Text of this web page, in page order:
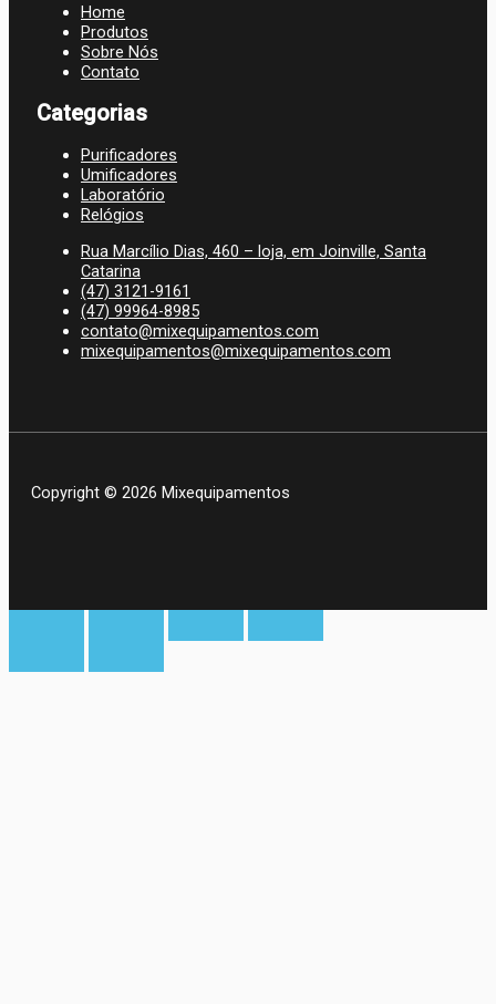
Home
Produtos
Sobre Nós
Contato
Categorias
Purificadores
Umificadores
Laboratório
Relógios
Rua Marcílio Dias, 460 – loja, em Joinville, Santa
Catarina
(47) 3121-9161
(47) 99964-8985
contato@mixequipamentos.com
mixequipamentos@mixequipamentos.com
Copyright © 2026 Mixequipamentos